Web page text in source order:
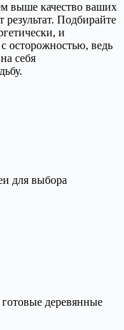
выше качество ваших
Подбирайте
и
осторожностью, ведь
себя
для выбора
готовые деревянные